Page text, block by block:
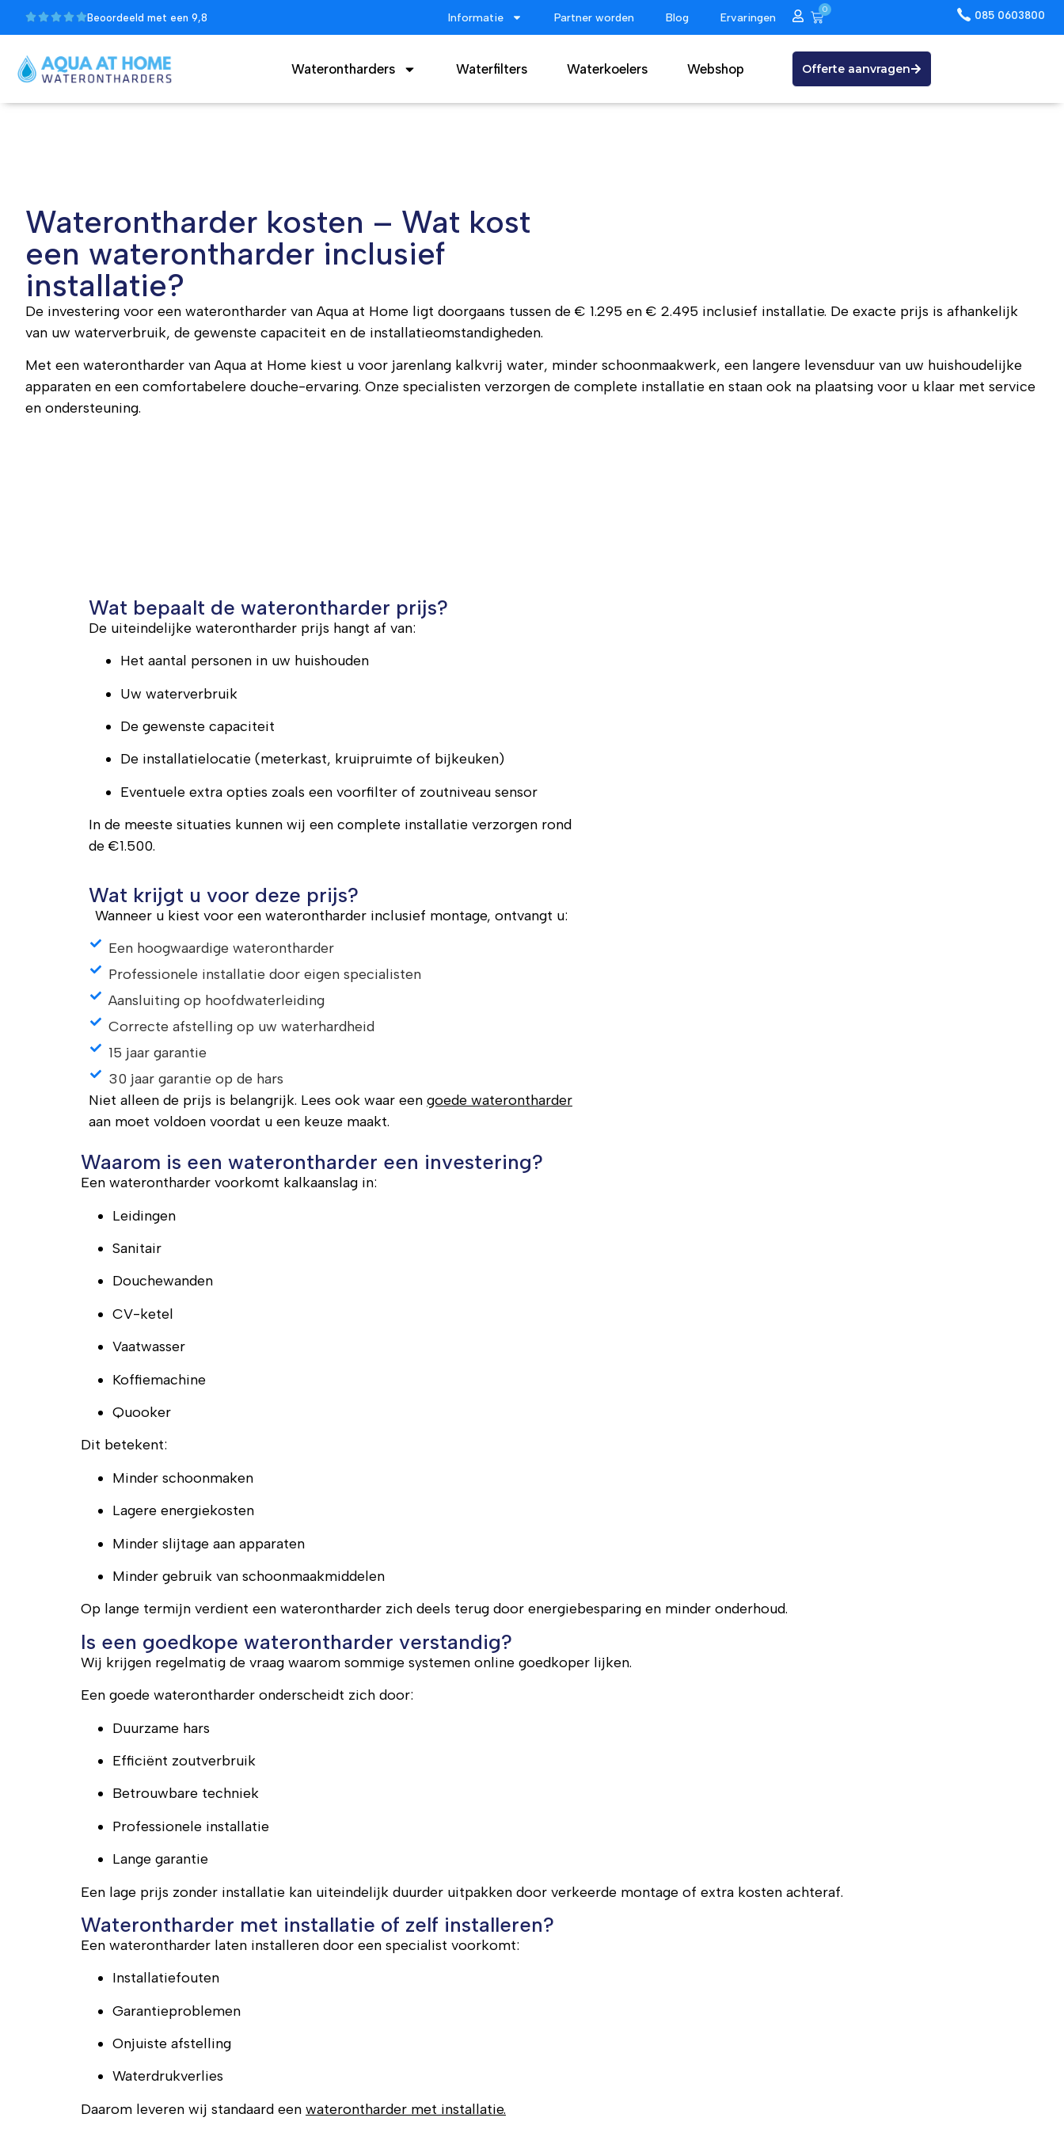
Beoordeeld met een 9,8 Informatie Partner worden Blog Ervaringen
0 085 0603800
Waterontharders Waterfilters Waterkoelers Webshop Offerte aanvragen
Waterontharder kosten – Wat kost
een waterontharder inclusief
installatie?
De investering voor een waterontharder van Aqua at Home ligt doorgaans tussen de € 1.295 en € 2.495 inclusief installatie. De exacte prijs is afhankelijk
van uw waterverbruik, de gewenste capaciteit en de installatieomstandigheden.
Met een waterontharder van Aqua at Home kiest u voor jarenlang kalkvrij water, minder schoonmaakwerk, een langere levensduur van uw huishoudelijke
apparaten en een comfortabelere douche-ervaring. Onze specialisten verzorgen de complete installatie en staan ook na plaatsing voor u klaar met service
en ondersteuning.
Wat bepaalt de waterontharder prijs?
De uiteindelijke waterontharder prijs hangt af van:
Het aantal personen in uw huishouden
Uw waterverbruik
De gewenste capaciteit
De installatielocatie (meterkast, kruipruimte of bijkeuken)
Eventuele extra opties zoals een voorfilter of zoutniveau sensor
In de meeste situaties kunnen wij een complete installatie verzorgen rond
de €1.500.
Wat krijgt u voor deze prijs?
Wanneer u kiest voor een waterontharder inclusief montage, ontvangt u:
Een hoogwaardige waterontharder
Professionele installatie door eigen specialisten
Aansluiting op hoofdwaterleiding
Correcte afstelling op uw waterhardheid
15 jaar garantie
30 jaar garantie op de hars
Niet alleen de prijs is belangrijk. Lees ook waar een goede waterontharder
aan moet voldoen voordat u een keuze maakt.
Waarom is een waterontharder een investering?
Een waterontharder voorkomt kalkaanslag in:
Leidingen
Sanitair
Douchewanden
CV-ketel
Vaatwasser
Koffiemachine
Quooker
Dit betekent:
Minder schoonmaken
Lagere energiekosten
Minder slijtage aan apparaten
Minder gebruik van schoonmaakmiddelen
Op lange termijn verdient een waterontharder zich deels terug door energiebesparing en minder onderhoud.
Is een goedkope waterontharder verstandig?
Wij krijgen regelmatig de vraag waarom sommige systemen online goedkoper lijken.
Een goede waterontharder onderscheidt zich door:
Duurzame hars
Efficiënt zoutverbruik
Betrouwbare techniek
Professionele installatie
Lange garantie
Een lage prijs zonder installatie kan uiteindelijk duurder uitpakken door verkeerde montage of extra kosten achteraf.
Waterontharder met installatie of zelf installeren?
Een waterontharder laten installeren door een specialist voorkomt:
Installatiefouten
Garantieproblemen
Onjuiste afstelling
Waterdrukverlies
Daarom leveren wij standaard een waterontharder met installatie.